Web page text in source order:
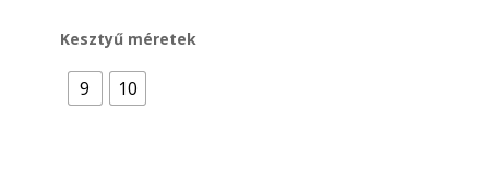
Kesztyű méretek
9 10